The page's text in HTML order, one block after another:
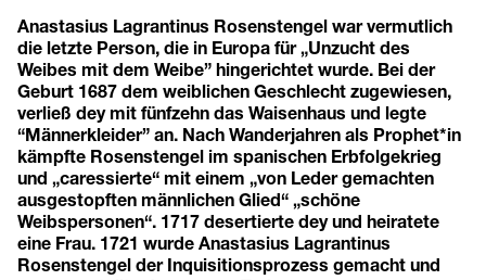
Anastasius Lagrantinus Rosenstengel war vermutlich
die letzte Person, die in Europa für „Unzucht des
Weibes mit dem Weibe” hingerichtet wurde. Bei der
Geburt 1687 dem weiblichen Geschlecht zugewiesen,
verließ dey mit fünfzehn das Waisenhaus und legte
“Männerkleider” an. Nach Wanderjahren als Prophet*in
kämpfte Rosenstengel im spanischen Erbfolgekrieg
und „caressierte“ mit einem „von Leder gemachten
ausgestopften männlichen Glied“ „schöne
Weibspersonen“. 1717 desertierte dey und heiratete
eine Frau. 1721 wurde Anastasius Lagrantinus
Rosenstengel der Inquisitionsprozess gemacht und